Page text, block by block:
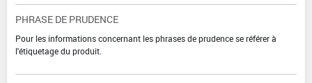
PHRASE DE PRUDENCE
Pour les informations concernant les phrases de prudence se référer à
l'étiquetage du produit.